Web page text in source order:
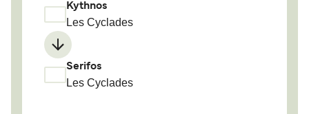
Kythnos
Les Cyclades
Serifos
Les Cyclades